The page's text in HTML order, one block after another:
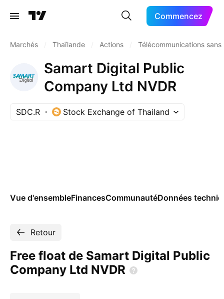
Commencez
Marchés Thaïlande Actions Télécommunications sans
Samart Digital Public
Company Ltd NVDR
SDC.R Stock Exchange of Thailand
Vue d'ensembleFinancesCommunautéDonnées
Retour
Free float de Samart Digital Public
Company Ltd NVDR